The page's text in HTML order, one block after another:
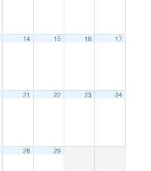
14 15 16 17
21 22 23 24
28 29